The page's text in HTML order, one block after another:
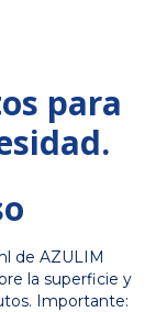
para
de AZULIM
la superficie y
Importante: